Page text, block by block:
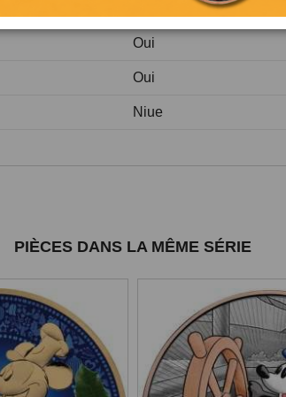
Finition Antique
Oui
Oui
Niue
PIÈCES DANS LA MÊME SÉRIE